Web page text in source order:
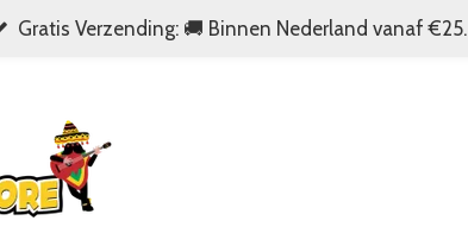
Gratis Verzending: 🚚 Binnen Nederland vanaf €25.